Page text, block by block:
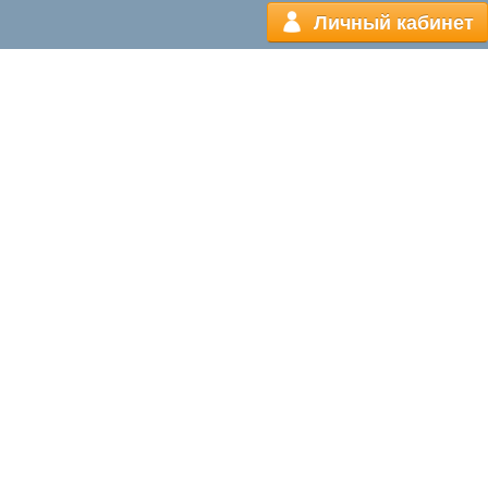
Личный кабинет